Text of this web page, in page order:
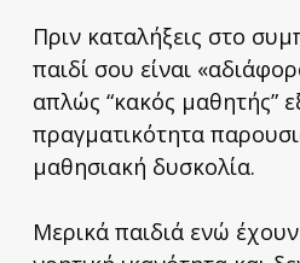
Πριν καταλήξεις στο
παιδί σου είναι
απλώς “κακός μαθητής”
πραγματικότητα
μαθησιακή δυσκολία.
Μερικά παιδιά ενώ